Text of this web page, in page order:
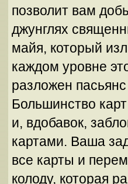
позволит вам
джунглях
майя, который
каждом уровне
разложен
Большинство
и, вдобавок,
картами. Ваша
все карты и
колоду, которая